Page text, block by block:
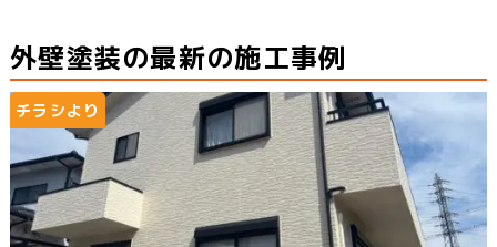
外壁塗装の最新の施工事例
チラシより